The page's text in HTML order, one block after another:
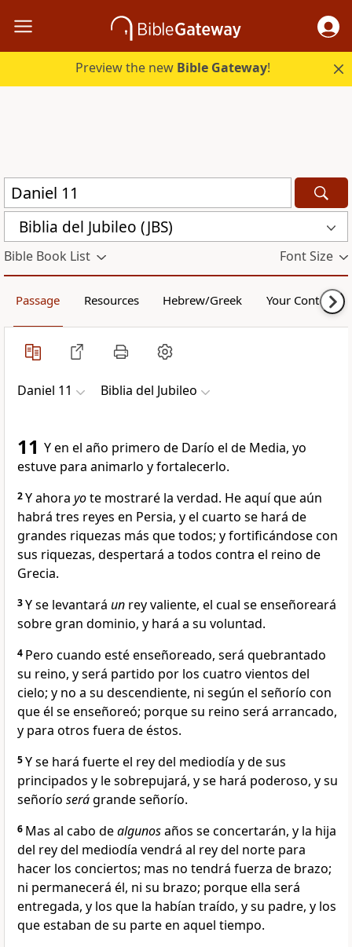
Preview the new Bible Gateway!
Biblia del Jubileo (JBS)
Bible Book List Font Size
Passage Resources Hebrew/Greek Your Content
Daniel 11 Biblia del Jubileo
11 Y en el año primero de Darío el de Media, yo
estuve para animarlo y fortalecerlo.
2Y ahora yote mostraré la verdad. He aquí que aún
habrá tres reyes en Persia, y el cuarto se hará de
grandes riquezas más que todos; y fortificándose con
sus riquezas, despertará a todos contra el reino de
Grecia.
3Y se levantará un rey valiente, el cual se enseñoreará
sobre gran dominio, y hará a su voluntad.
4 Pero cuando esté enseñoreado, será quebrantado
su reino, y será partido por los cuatro vientos del
cielo; y no a su descendiente, ni según el señorío con
que él se enseñoreó; porque su reino será arrancado,
y para otros fuera de éstos.
5Y se hará fuerte el rey del mediodía y de sus
principados y le sobrepujará, y se hará poderoso, y su
señorío serágrande señorío.
6 Mas al cabo dealgunosaños se concertarán, y la hija
del rey del mediodía vendrá al rey del norte para
hacer los conciertos; mas no tendrá fuerza de brazo;
ni permanecerá él, ni su brazo; porque ella será
entregada, y los que la habían traído, y su padre, y los
que estaban de su parte en aquel tiempo.